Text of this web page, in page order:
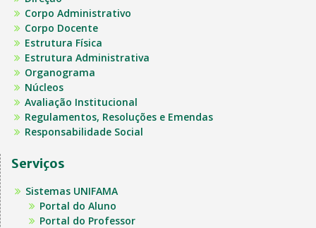
Corpo Administrativo
Corpo Docente
Estrutura Física
Estrutura Administrativa
Organograma
Núcleos
Avaliação Institucional
Regulamentos, Resoluções e Emendas
Responsabilidade Social
Serviços
Sistemas UNIFAMA
Portal do Aluno
Portal do Professor